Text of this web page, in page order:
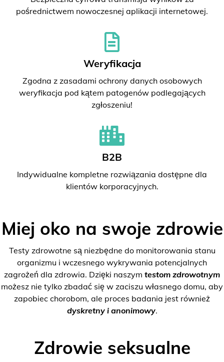
pośrednictwem nowoczesnej aplikacji internetowej.
Weryfikacja
Zgodna z zasadami ochrony danych osobowych
weryfikacja pod kątem patogenów podlegających
zgłoszeniu!
B2B
Indywidualne kompletne rozwiązania dostępne dla
klientów korporacyjnych.
Miej oko na swoje zdrowie
Testy zdrowotne są niezbędne do monitorowania stanu
organizmu i wczesnego wykrywania potencjalnych
zagrożeń dla zdrowia. Dzięki naszym testom zdrowotnym
możesz nie tylko zbadać się w zaciszu własnego domu, aby
zapobiec chorobom, ale proces badania jest również
dyskretny i anonimowy.
Zdrowie seksualne